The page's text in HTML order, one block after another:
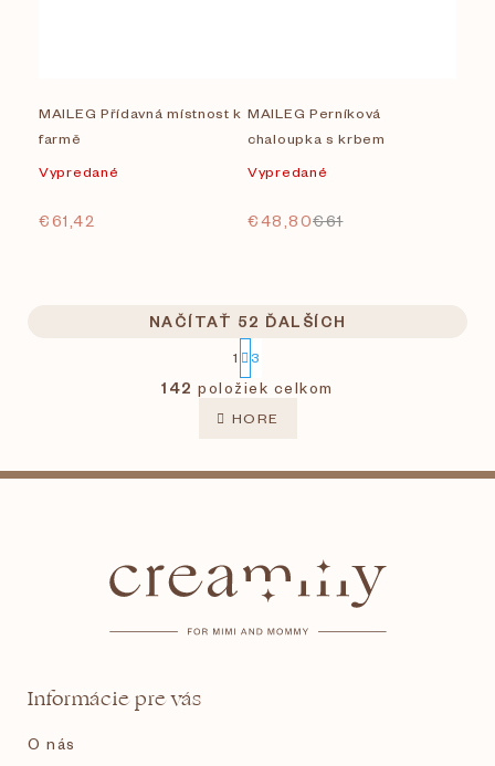
MAILEG Přídavná místnost k
farmě
Vypredané
€61,42
MAILEG Perníková
chaloupka s krbem
Vypredané
€48,80€61
O
v
l
d
a
p
r
k
NAČÍTAŤ 52 ĎALŠÍCH
S
t
r
á
n
v
1 3
142 položiek celkom
HORE
Informácie pre vás
O nás